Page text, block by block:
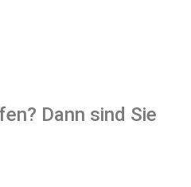
Dann sind Sie